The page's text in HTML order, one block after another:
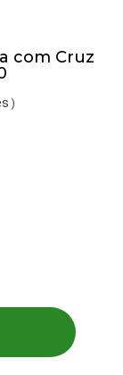
com Cruz
)